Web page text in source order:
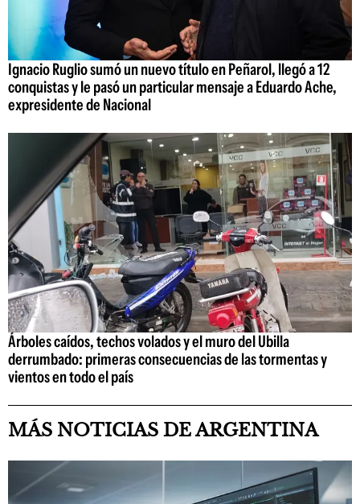
Ignacio Ruglio sumó un nuevo título en Peñarol, llegó a 12
conquistas y le pasó un particular mensaje a Eduardo Ache,
expresidente de Nacional
Árboles caídos, techos volados y el muro del Ubilla
derrumbado: primeras consecuencias de las tormentas y
vientos en todo el país
MÁS NOTICIAS DE ARGENTINA